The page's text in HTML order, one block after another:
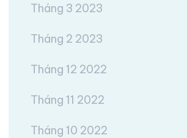
Tháng 3 2023
Tháng 2 2023
Tháng 12 2022
Tháng 11 2022
Tháng 10 2022